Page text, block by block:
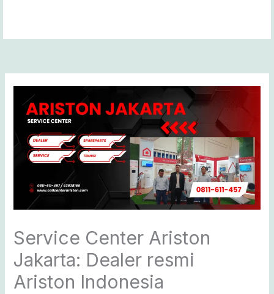
Service Center Ariston
Jakarta: Dealer resmi
Ariston Indonesia